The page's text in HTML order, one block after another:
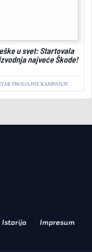
u svet: Startovala
najveće Škode!
PRODAJNE KAMPANJE
Istorija Impresum